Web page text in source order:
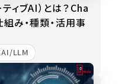
ィブAI）とは？Cha
み・種類・活用事
LLM